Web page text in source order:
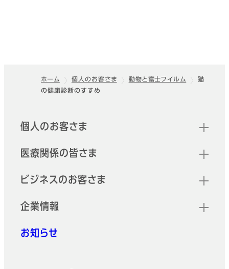
フッター
ホーム 個人のお客さま 動物と富士フイルム
猫
の健康診断のすすめ
クイックリンク
個人のお客さま
医療関係の皆さま
ビジネスのお客さま
企業情報
お知らせ